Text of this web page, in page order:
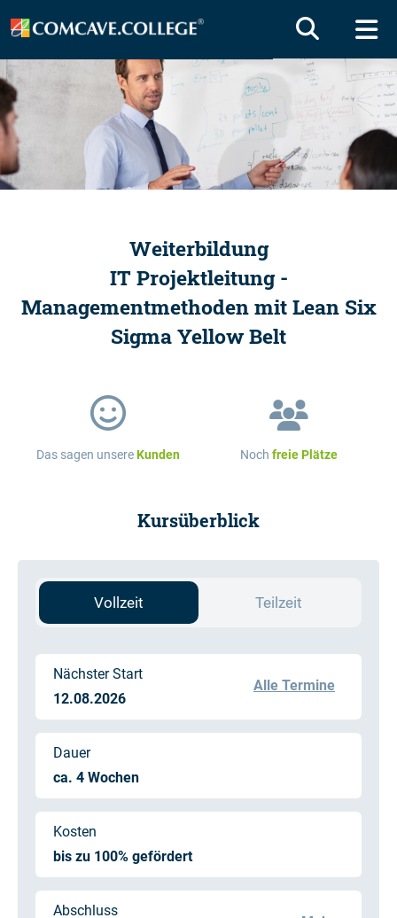
Weiterbildung
IT Projektleitung -
Managementmethoden mit Lean Six
Sigma Yellow Belt
Das sagen unsereKunden Noch freie Plätze
Kursüberblick
Vollzeit Teilzeit
Nächster Start
12.08.2026
Alle Termine
Dauer
ca. 4 Wochen
Kosten
bis zu 100% gefördert
Abschluss